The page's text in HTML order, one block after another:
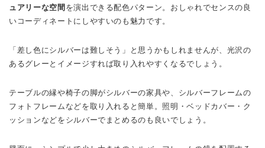
ュアリーな空間 を演出できる配色パターン。おしゃれでセンスの良
いコーディネートにしやすいのも魅力です。
「差し色にシルバーは難しそう」と思うかもしれませんが、光沢の
あるグレーとイメージすれば取り入れやすくなるでしょう。
テーブルの縁や椅子の脚がシルバーの家具や、シルバーフレームの
フォトフレームなどを取り入れると簡単。照明・ベッドカバー・ク
ッションなどをシルバーでまとめるのも良いでしょう。